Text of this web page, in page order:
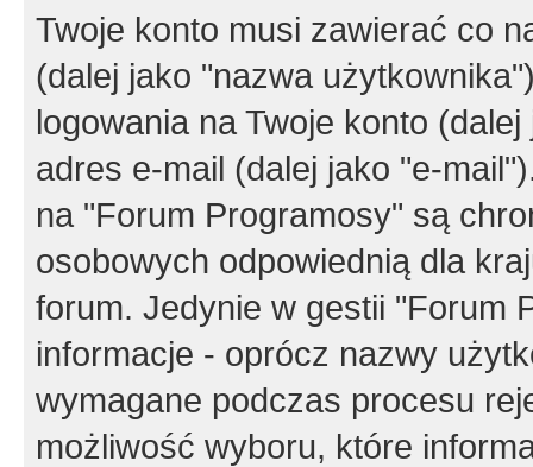
Twoje konto musi zawierać co
(dalej jako "nazwa
logowania na Twoje konto
adres e-mail (dalej jako "e-
na "Forum Programosy" są
osobowych odpowiednią dla
forum. Jedynie w gestii "Forum
informacje - oprócz nazwy
wymagane podczas procesu
możliwość wyboru, które